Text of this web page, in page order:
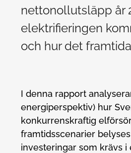
nettonollutsläpp år
elektrifieringen
och hur det
I denna rapport
energiperspektiv) hur
konkurrenskraftig
framtidsscenarier
investeringar som krävs